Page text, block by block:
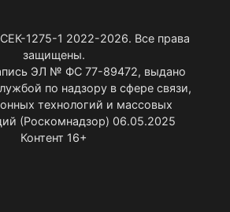
1275-1 2022-2026. Все права
защищены.
ЭЛ № ФС 77-89472, выдано
по надзору в сфере связи,
технологий и массовых
(Роскомнадзор) 06.05.2025
Контент 16+